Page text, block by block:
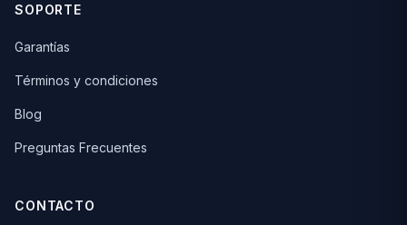
SOPORTE
Garantías
Términos y condiciones
Blog
Preguntas Frecuentes
CONTACTO